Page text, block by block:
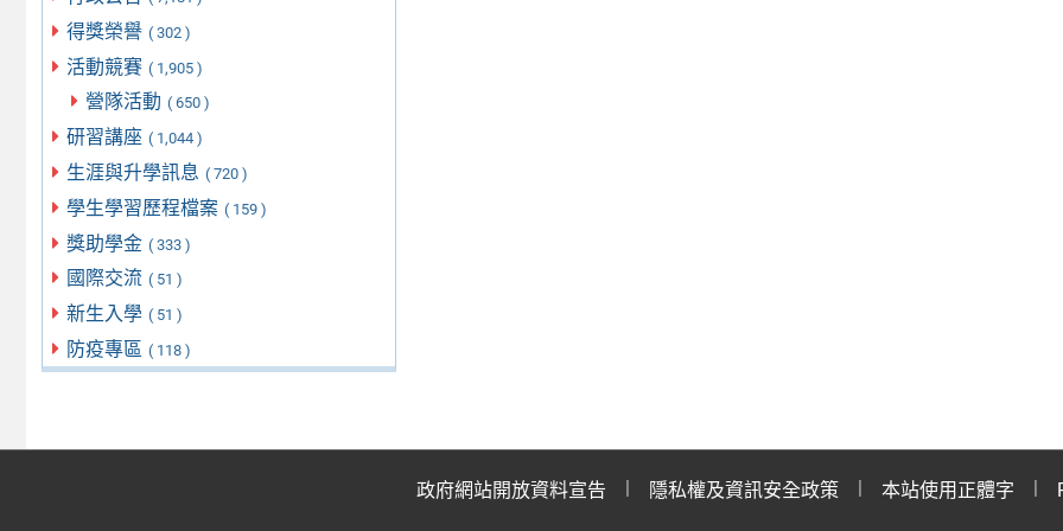
得獎榮譽 ( 302 )
活動競賽 ( 1,905 )
營隊活動 ( 650 )
研習講座 ( 1,044 )
生涯與升學訊息 ( 720 )
學生學習歷程檔案 ( 159 )
獎助學金 ( 333 )
國際交流 ( 51 )
新生入學 ( 51 )
防疫專區 ( 118 )
政府網站開放資料宣告 隱私權及資訊安全政策 本站使用正體字